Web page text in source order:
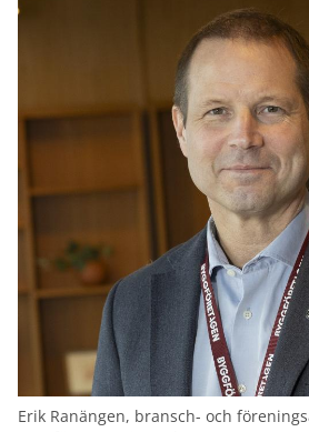
Erik Ranängen, bransch- och